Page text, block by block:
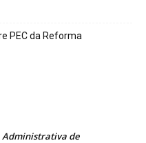
PEC da Reforma
Administrativa de